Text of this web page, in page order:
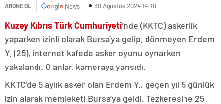
ABONE OL News 30 Ağustos 2024 14:10
Kuzey Kıbrıs Türk Cumhuriyeti‘nde (KKTC) askerlik
yaparken izinli olarak Bursa’ya gelip, dönmeyen Erdem
Y. (25), internet kafede asker oyunu oynarken
yakalandı. O anlar, kameraya yansıdı.
KKTC’de 5 aylık asker olan Erdem Y., geçen yıl 5 günlük
izin alarak memleketi Bursa’ya geldi. Tezkeresine 25